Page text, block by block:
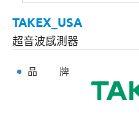
TAKEX_USA
超音波感測器
品 牌